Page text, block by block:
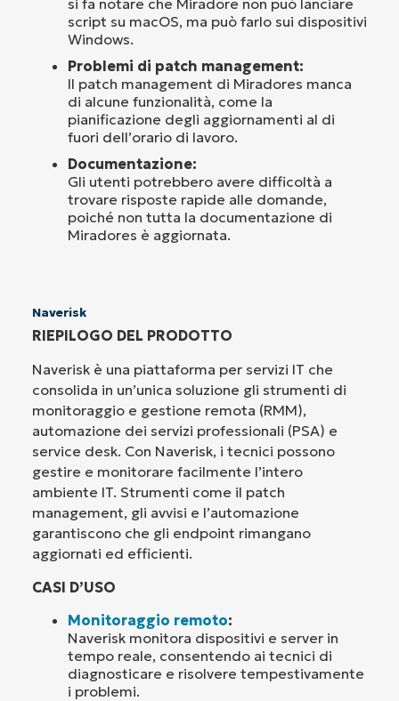
si fa notare che Miradore non può lanciare
script su macOS, ma può farlo sui dispositivi
Windows.
Problemi di patch management:
Il patch management di Miradores manca
di alcune funzionalità, come la
pianificazione degli aggiornamenti al di
fuori dell’orario di lavoro.
Documentazione:
Gli utenti potrebbero avere difficoltà a
trovare risposte rapide alle domande,
poiché non tutta la documentazione di
Miradores è aggiornata.
Naverisk
RIEPILOGO DEL PRODOTTO
Naverisk è una piattaforma per servizi IT che
consolida in un’unica soluzione gli strumenti di
monitoraggio e gestione remota (RMM),
automazione dei servizi professionali (PSA) e
service desk. Con Naverisk, i tecnici possono
gestire e monitorare facilmente l’intero
ambiente IT. Strumenti come il patch
management, gli avvisi e l’automazione
garantiscono che gli endpoint rimangano
aggiornati ed efficienti.
CASI D’USO
Monitoraggio remoto:
Naverisk monitora dispositivi e server in
tempo reale, consentendo ai tecnici di
diagnosticare e risolvere tempestivamente
i problemi.